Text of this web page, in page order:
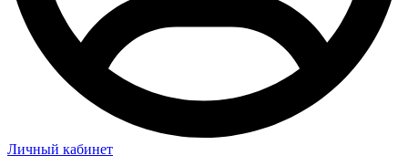
Личный кабинет